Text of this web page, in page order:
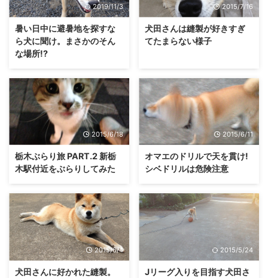
2019/11/3
暑い日中に避暑地を探すな
ら犬に聞け。まさかのそん
な場所!?
2015/7/16
犬田さんは縫製が好きすぎ
てたまらない様子
2015/6/18
栃木ぶらり旅 PART.2 新栃
木駅付近をぶらりしてみた
2015/6/11
オマエのドリルで天を貫け!
シベドリルは危険注意
2015/6/4
犬田さんに好かれた縫製。
2015/5/24
Jリーグ入りを目指す犬田さ